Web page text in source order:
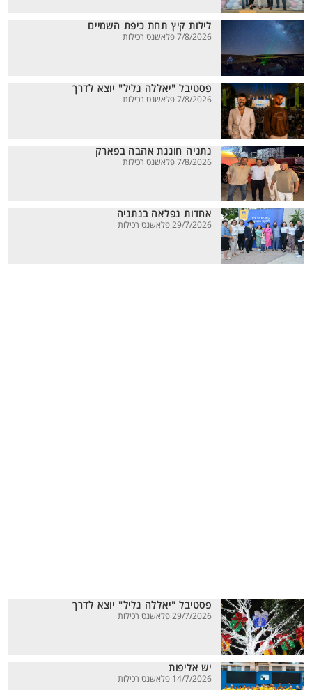
לילות קיץ תחת כיפת השמיים
7/8/2026 פלאשנט רכילות
פסטיבל "יאללה גליל" יוצא לדרך
7/8/2026 פלאשנט רכילות
נתניה חוגגת אהבה בפארק
7/8/2026 פלאשנט רכילות
אחדות נפלאה בנתניה
29/7/2026 פלאשנט רכילות
פסטיבל "יאללה גליל" יוצא לדרך
29/7/2026 פלאשנט רכילות
יש אליפות
14/7/2026 פלאשנט רכילות